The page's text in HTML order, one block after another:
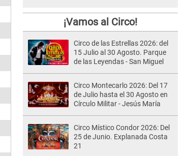
¡Vamos al Circo!
Circo de las Estrellas 2026: del
15 Julio al 30 Agosto. Parque
de las Leyendas - San Miguel
Circo Montecarlo 2026: Del 17
de Julio hasta el 30 Agosto en
Círculo Militar - Jesús María
Circo Místico Condor 2026: Del
25 de Junio. Explanada Costa
21